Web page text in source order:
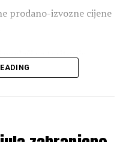
prodano-izvozne cijene
proizvode da se do
za razvoj preduzetništva
dokumentaciju i